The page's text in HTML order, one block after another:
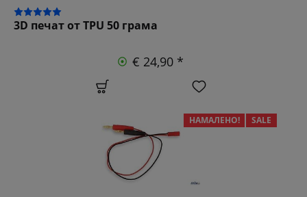
3D печат от TPU 50 грама
€ 24,90 *
НАМАЛЕНО! SALE